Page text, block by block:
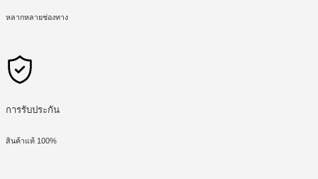
หลากหลายช่องทาง
การรับประกัน
สินค้าแท้ 100%